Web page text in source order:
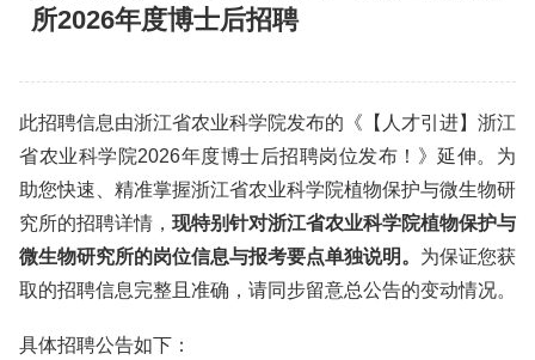
所2026年度博士后招聘
此招聘信息由浙江省农业科学院发布的《【人才引进】浙江
省农业科学院2026年度博士后招聘岗位发布！》延伸。为
助您快速、精准掌握浙江省农业科学院植物保护与微生物研
究所的招聘详情， 现特别针对浙江省农业科学院植物保护与
微生物研究所的岗位信息与报考要点单独说明。 为保证您获
取的招聘信息完整且准确，请同步留意总公告的变动情况。
具体招聘公告如下：